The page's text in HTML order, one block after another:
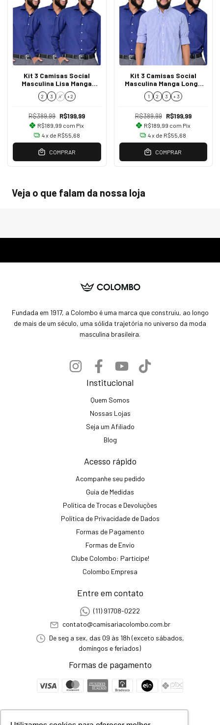
Kit 3 Camisas Social
Masculina Lisa Manga
Longa Azul Marinho
2 3 4 + 2
R$389,99 R$199,99
R$189,99 com Pix
4x de R$55,68
COMPRAR
Kit 3 Camisas Social
Masculina Manga Longa
Regular Fit
1 2 3 + 3
R$389,99 R$199,99
R$189,99 com Pix
4x de R$55,68
COMPRAR
Veja o que falam da nossa loja
Fundada em 1917, a Colombo é uma marca que construiu, ao longo
de mais de um século, uma sólida trajetória no universo da moda
masculina brasileira.
Institucional
Quem Somos
Nossas Lojas
Seja um Afiliado
Blog
Acesso rápido
Acompanhe seu pedido
Guia de Medidas
Política de Trocas e Devoluções
Política de Privacidade de Dados
Formas de Pagamento
Formas de Envio
Clube Colombo: Participe!
Colombo Empresa
Entre em contato
(11) 91708-0222
contato@camisariacolombo.com.br
De seg a sex, das 09 às 18h (exceto sábados,
domingos e feriados)
Formas de pagamento
Segurança